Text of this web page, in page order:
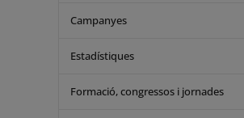
Campanyes
Estadístiques
Formació, congressos i jornades